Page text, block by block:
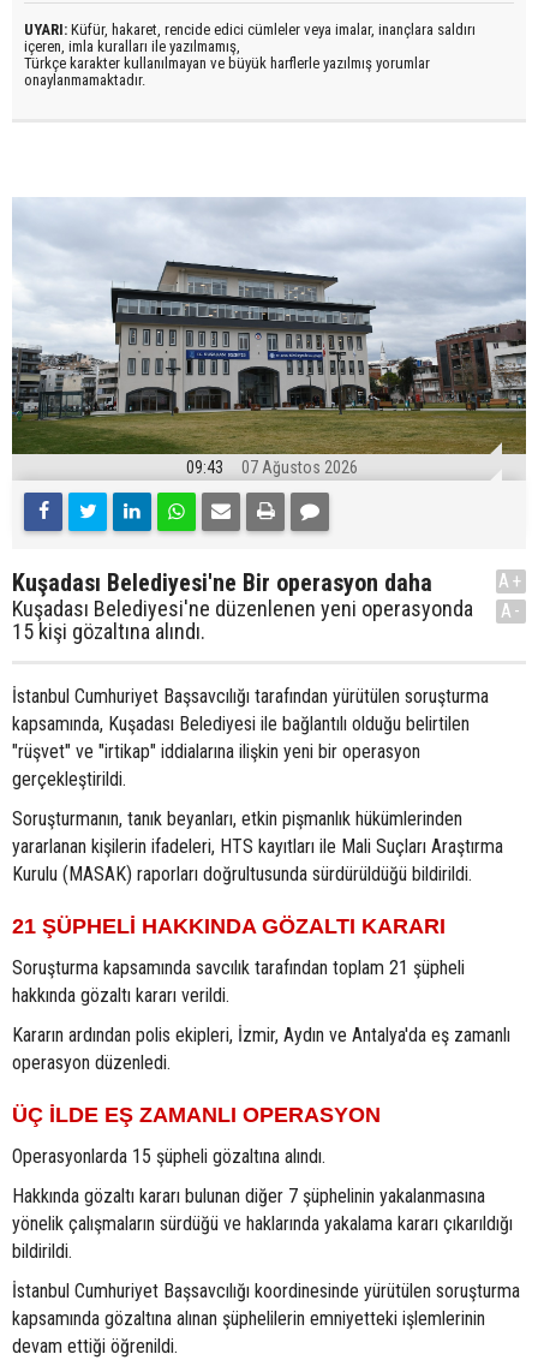
UYARI: Küfür, hakaret, rencide edici cümleler veya imalar, inançlara saldırı
içeren, imla kuralları ile yazılmamış,
Türkçe karakter kullanılmayan ve büyük harflerle yazılmış yorumlar
onaylanmamaktadır.
09:43 07 Ağustos 2026
Kuşadası Belediyesi'ne Bir operasyon daha
Kuşadası Belediyesi'ne düzenlenen yeni operasyonda
15 kişi gözaltına alındı.
A+
A-
İstanbul Cumhuriyet Başsavcılığı tarafından yürütülen soruşturma
kapsamında, Kuşadası Belediyesi ile bağlantılı olduğu belirtilen
"rüşvet" ve "irtikap" iddialarına ilişkin yeni bir operasyon
gerçekleştirildi.
Soruşturmanın, tanık beyanları, etkin pişmanlık hükümlerinden
yararlanan kişilerin ifadeleri, HTS kayıtları ile Mali Suçları Araştırma
Kurulu (MASAK) raporları doğrultusunda sürdürüldüğü bildirildi.
21 ŞÜPHELİ HAKKINDA GÖZALTI KARARI
Soruşturma kapsamında savcılık tarafından toplam 21 şüpheli
hakkında gözaltı kararı verildi.
Kararın ardından polis ekipleri, İzmir, Aydın ve Antalya'da eş zamanlı
operasyon düzenledi.
ÜÇ İLDE EŞ ZAMANLI OPERASYON
Operasyonlarda 15 şüpheli gözaltına alındı.
Hakkında gözaltı kararı bulunan diğer 7 şüphelinin yakalanmasına
yönelik çalışmaların sürdüğü ve haklarında yakalama kararı çıkarıldığı
bildirildi.
İstanbul Cumhuriyet Başsavcılığı koordinesinde yürütülen soruşturma
kapsamında gözaltına alınan şüphelilerin emniyetteki işlemlerinin
devam ettiği öğrenildi.